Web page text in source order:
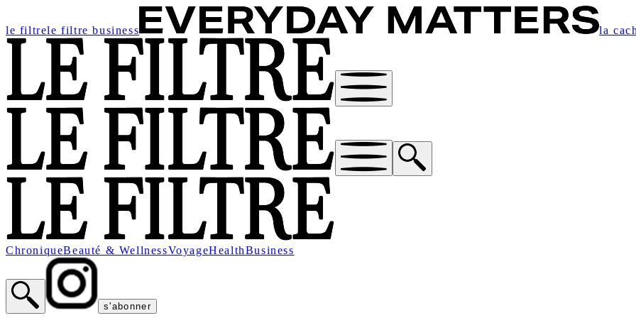
le filtrele filtre business la
ChroniqueBeauté & WellnessVoyageHealthBusiness
s'abonner